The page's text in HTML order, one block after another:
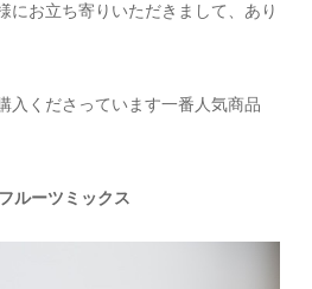
にお立ち寄りいただきまして、あり
入くださっています一番人気商品
ルーツミックス